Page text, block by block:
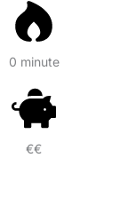
0 minute
€€